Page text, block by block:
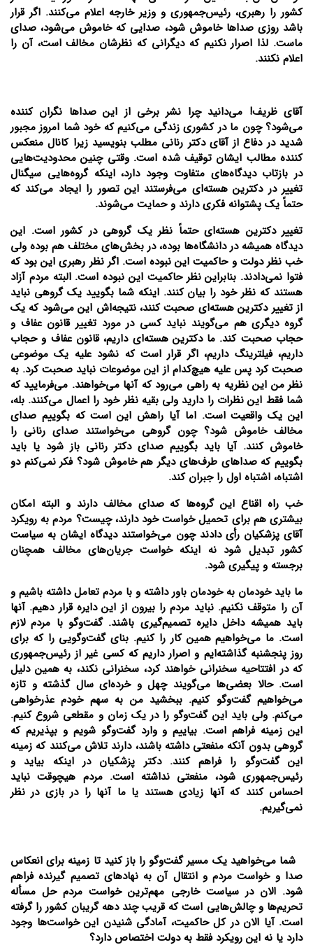
کشور را رهبری، رئیس‌جمهوری و وزیر خارجه اعلام می‌کنند. اگر قرار
باشد روزی صداها خاموش شود، صدایی که خاموش می‌شود، صدای
ماست. لذا اصرار نکنیم که دیگرانی که نظرشان مخالف است، آن را
اعلام نکنند.
آقای ظریف! می‌دانید چرا نشر برخی از این صداها نگران کننده
می‌شود؟ چون ما در کشوری زندگی می‌کنیم که خود شما امروز مجبور
شدید در دفاع از آقای دکتر رنانی مطلب بنویسید زیرا کانال منعکس
کننده مطالب ایشان توقیف شده است. وقتی چنین محدودیت‌هایی
در بازتاب دیدگاه‌های متفاوت وجود دارد، اینکه گروه‌هایی سیگنال
تغییر در دکترین هسته‌ای می‌فرستند این تصور را ایجاد می‌کند که
حتماً یک پشتوانه فکری دارند و حمایت می‌شوند.
تغییر دکترین هسته‌ای حتماً نظر یک گروهی در کشور است. این
دیدگاه همیشه در دانشگاه‌ها بوده، در بخش‌های مختلف هم بوده ولی
خب نظر دولت و حاکمیت این نبوده است. اگر نظر رهبری این بود که
فتوا نمی‌دادند. بنابراین نظر حاکمیت این نبوده است. البته مردم آزاد
هستند که نظر خود را بیان کنند. اینکه شما بگویید یک گروهی نباید
از تغییر دکترین هسته‌ای صحبت کنند، نتیجه‌اش این می‌شود که یک
گروه دیگری هم می‌گویند نباید کسی در مورد تغییر قانون عفاف و
حجاب صحبت کند. ما دکترین هسته‌ای داریم، قانون عفاف و حجاب
داریم، فیلترینگ داریم، اگر قرار است که نشود علیه یک موضوعی
صحبت کرد پس علیه هیچ‌کدام از این موضوعات نباید صحبت کرد. به
نظر من این نظریه به راهی می‌رود که آنها می‌خواهند. می‌فرمایید که
شما فقط این نظرات را دارید ولی بقیه نظر خود را اعمال می‌کنند. بله،
این یک واقعیت است. اما آیا راهش این است که بگوییم صدای
مخالف خاموش شود؟ چون گروهی می‌خواستند صدای رنانی را
خاموش کنند. آیا باید بگوییم صدای دکتر رنانی باز شود یا باید
بگوییم که صداهای طرف‌های دیگر هم خاموش شود؟ فکر نمی‌کنم دو
اشتباه، اشتباه اول را جبران کند.
خب راه اقناع این گروه‌ها که صدای مخالف دارند و البته امکان
بیشتری هم برای تحمیل خواست خود دارند، چیست؟ مردم به رویکرد
آقای پزشکیان رأی دادند چون می‌خواستند دیدگاه ایشان به سیاست
کشور تبدیل شود نه اینکه خواست جریان‌های مخالف همچنان
برجسته و پیگیری شود.
ما باید خودمان به خودمان باور داشته و با مردم تعامل داشته باشیم و
آن را متوقف نکنیم. نباید مردم را بیرون از این دایره قرار دهیم. آنها
باید همیشه داخل دایره تصمیم‌گیری باشند. گفت‌و‌گو با مردم لازم
است. ما می‌خواهیم همین کار را کنیم. بنای گفت‌و‌گویی را که برای
روز پنجشنبه گذاشته‌ایم و اصرار داریم که کسی غیر از رئیس‌جمهوری
که در افتتاحیه سخنرانی خواهند کرد، سخنرانی نکند، به همین دلیل
است. حالا بعضی‌ها می‌گویند چهل و خرده‌ای سال گذشته و تازه
می‌خواهیم گفت‌و‌گو کنیم. ببخشید من به سهم خودم عذرخواهی
می‌کنم. ولی باید این گفت‌و‌گو را در یک زمان و مقطعی شروع کنیم.
این زمینه فراهم است. بیاییم و وارد گفت‌و‌گو شویم و بپذیریم که
گروهی بدون آنکه منفعتی داشته باشند، دارند تلاش می‌کنند که زمینه
این گفت‌و‌گو را فراهم کنند. دکتر پزشکیان در اینکه بیاید و
رئیس‌جمهوری شود، منفعتی نداشته است. مردم هیچوقت نباید
احساس کنند که آنها زیادی هستند یا ما آنها را در بازی در نظر
نمی‌گیریم.
شما می‌خواهید یک مسیر گفت‌و‌گو را باز کنید تا زمینه برای انعکاس
صدا و خواست مردم و انتقال آن به نهادهای تصمیم گیرنده فراهم
شود. الان در سیاست خارجی مهم‌ترین خواست مردم حل مسأله
تحریم‌ها و چالش‌هایی است که قریب چند دهه گریبان کشور را گرفته
است. آیا الان در کل حاکمیت، آمادگی شنیدن این خواست‌ها وجود
دارد یا نه این رویکرد فقط به دولت اختصاص دارد؟